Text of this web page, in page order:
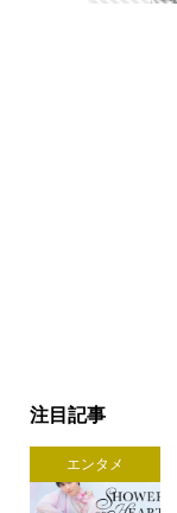
注目記事
エンタメ